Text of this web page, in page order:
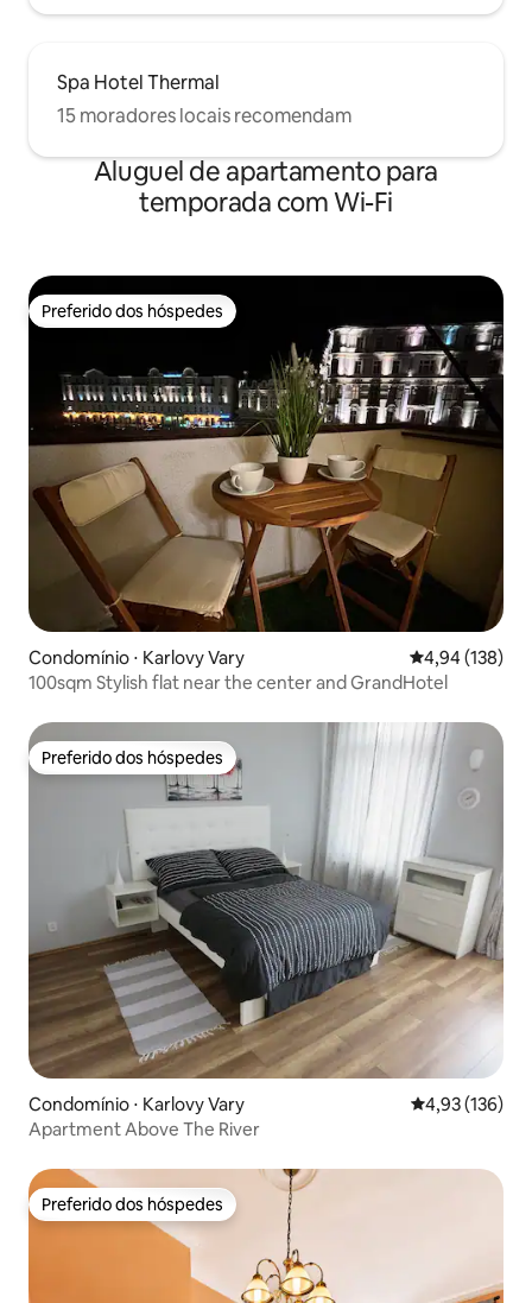
Spa Hotel Thermal
15 moradores locais recomendam
Aluguel de apartamento para
temporada com Wi-Fi
Preferido dos hóspedes
Preferido dos hóspedes
Condomínio ⋅ Karlovy Vary 4,94 de uma
4,94 (138)
100sqm Stylish flat near the center and GrandHotel
Preferido dos hóspedes
Preferido dos hóspedes
Condomínio ⋅ Karlovy Vary 4,93 de uma
4,93 (136)
Apartment Above The River
Preferido dos hóspedes
Preferido dos hóspedes